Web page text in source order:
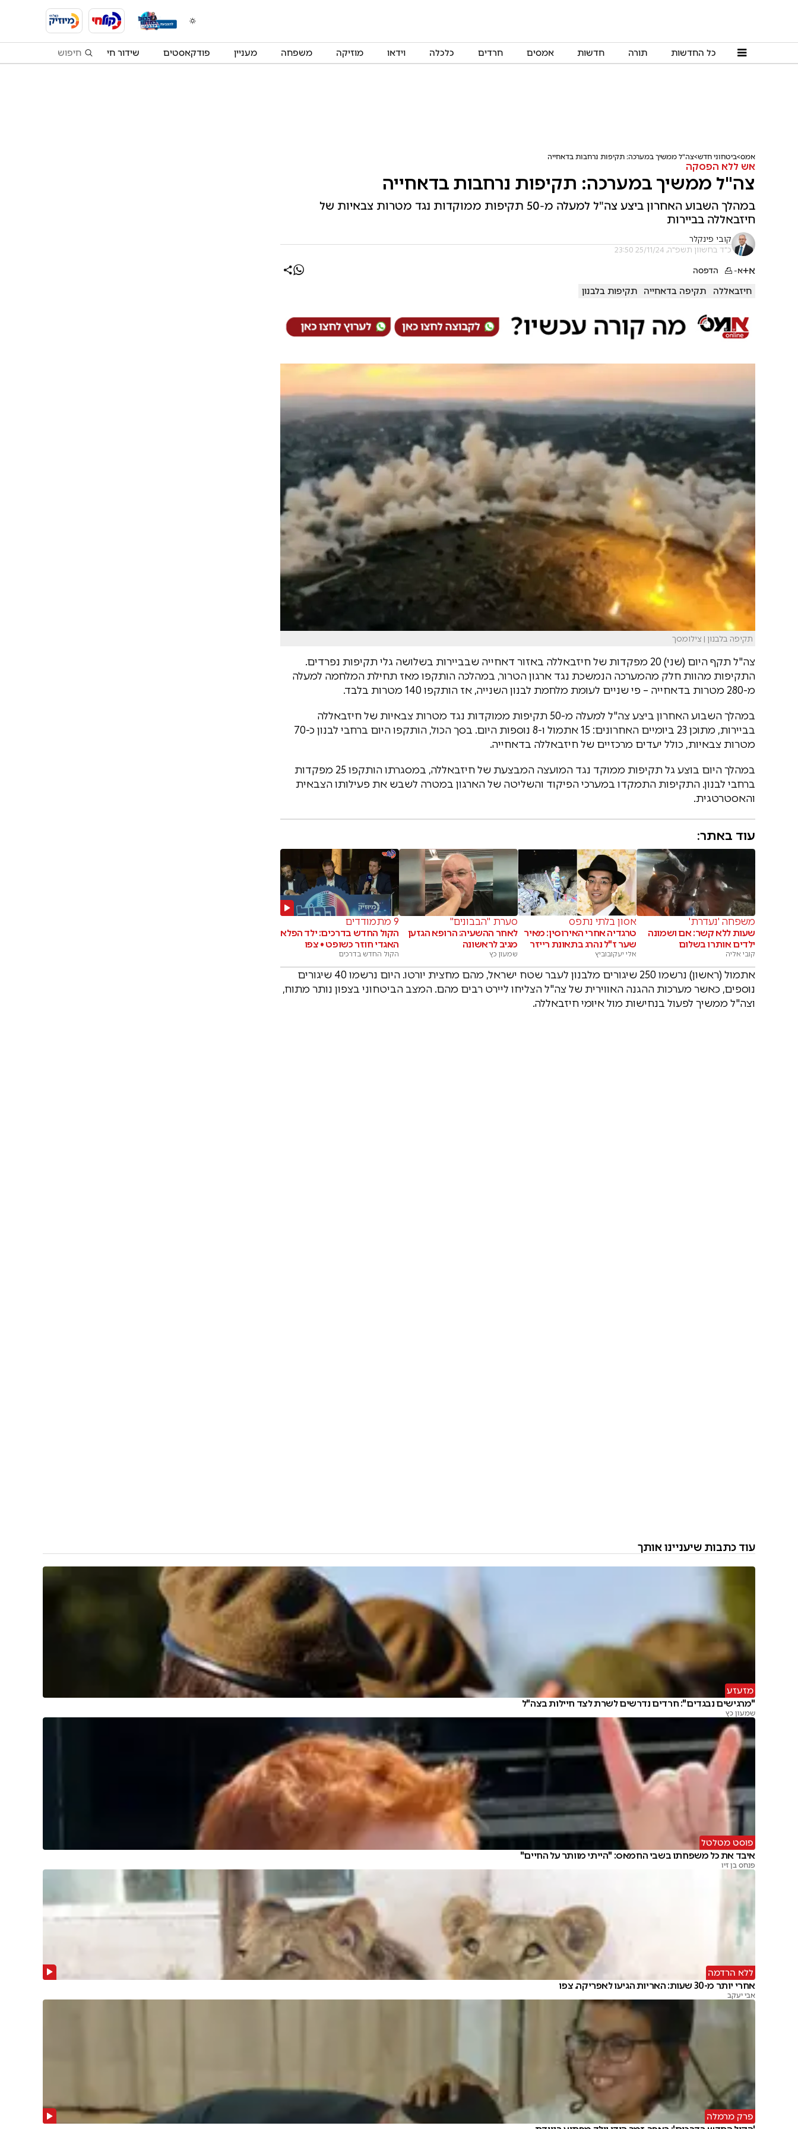
כל החדשות תורה חדשות אמסים חרדים כלכלה וידאו מוזיקה משפחה מעניין פודקאסטים שידור חי
אמס ביטחוני חדש צה"ל ממשיך במערכה: תקיפות נרחבות בדאחייה
אש ללא הפסקה
צה"ל ממשיך במערכה: תקיפות נרחבות בדאחייה
במהלך השבוע האחרון ביצע צה"ל למעלה מ-50 תקיפות ממוקדות נגד מטרות צבאיות של
חיזבאללה בביירות
קובי פינקלר
כ"ד בחשוון תשפ"ה, 25/11/24 23:50
א+א- הדפסה
חיזבאללה תקיפה בדאחייה תקיפות בלבנון
תקיפה בלבנון | צילומסך
צה"ל תקף היום (שני) 20 מפקדות של חיזבאללה באזור דאחייה שבביירות בשלושה גלי תקיפות נפרדים.
התקיפות מהוות חלק מהמערכה הנמשכת נגד ארגון הטרור, במהלכה הותקפו מאז תחילת המלחמה למעלה
מ-280 מטרות בדאחייה – פי שניים לעומת מלחמת לבנון השנייה, אז הותקפו 140 מטרות בלבד.
במהלך השבוע האחרון ביצע צה"ל למעלה מ-50 תקיפות ממוקדות נגד מטרות צבאיות של חיזבאללה
בביירות, מתוכן 23 ביומיים האחרונים: 15 אתמול ו-8 נוספות היום. בסך הכול, הותקפו היום ברחבי לבנון כ-70
מטרות צבאיות, כולל יעדים מרכזיים של חיזבאללה בדאחייה.
במהלך היום בוצע גל תקיפות ממוקד נגד המועצה המבצעת של חיזבאללה, במסגרתו הותקפו 25 מפקדות
ברחבי לבנון. התקיפות התמקדו במערכי הפיקוד והשליטה של הארגון במטרה לשבש את פעילותו הצבאית
והאסטרטגית.
עוד באתר:
משפחה 'נעדרת'
שעות ללא קשר: אם ושמונה
ילדים אותרו בשלום
קובי אליה
אסון בלתי נתפס
טרגדיה אחרי האירוסין: מאיר
שער ז"ל נהרג בתאונת רייזר
אלי יעקובוביץ
סערת "הבבונים"
לאחר ההשעיה: הרופא הגזען
מגיב לראשונה
שמעון כץ
9 מתמודדים
הקול החדש בדרכים: ילד הפלא
האגדי חוזר כשופט • צפו
הקול החדש בדרכים
אתמול (ראשון) נרשמו 250 שיגורים מלבנון לעבר שטח ישראל, מהם מחצית יורטו. היום נרשמו 40 שיגורים
נוספים, כאשר מערכות ההגנה האווירית של צה"ל הצליחו ליירט רבים מהם. המצב הביטחוני בצפון נותר מתוח,
וצה"ל ממשיך לפעול בנחישות מול איומי חיזבאללה.
עוד כתבות שיעניינו אותך
מזעזע
"מרגישים נבגדים": חרדים נדרשים לשרת לצד חיילות בצה"ל
שמעון כץ
פוסט מטלטל
איבד את כל משפחתו בשבי החמאס: "הייתי מוותר על החיים"
פנחס בן זיו
ללא הרדמה
אחרי יותר מ-30 שעות: האריות הגיעו לאפריקה. צפו
אבי יעקב
פרק מרמלה